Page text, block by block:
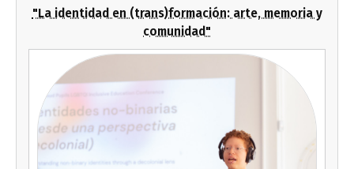
"La identidad en (trans)formación: arte, memoria y
comunidad"